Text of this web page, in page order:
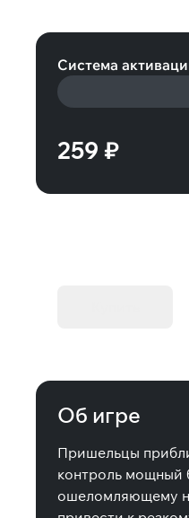
Система
259 ₽
Об игре
Пришельцы
контроль мощный
ошеломляющему